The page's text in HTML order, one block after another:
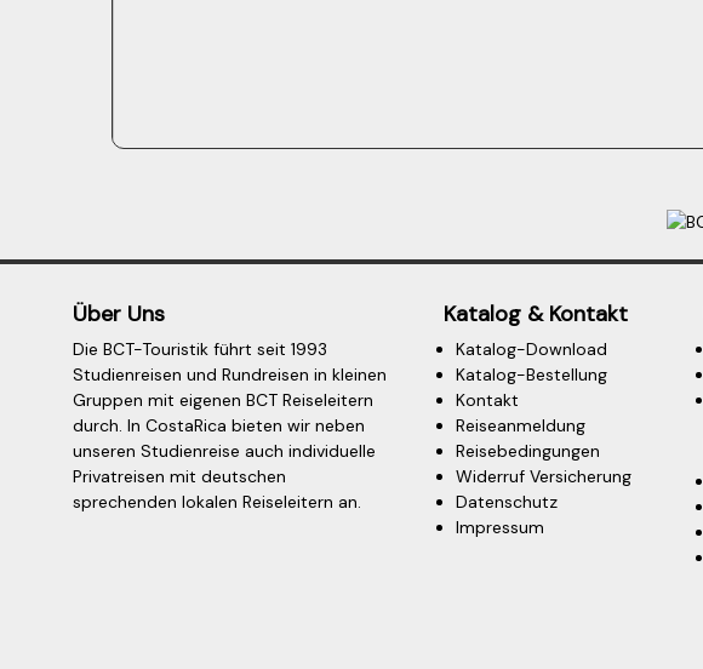
Über Uns
Die BCT-Touristik führt seit 1993
Studienreisen und Rundreisen in kleinen
Gruppen mit eigenen BCT Reiseleitern
durch. In CostaRica bieten wir neben
unseren Studienreise auch individuelle
Privatreisen mit deutschen
sprechenden lokalen Reiseleitern an.
Katalog & Kontakt
Katalog-Download
Katalog-Bestellung
Kontakt
Reiseanmeldung
Reisebedingungen
Widerruf Versicherung
Datenschutz
Impressum